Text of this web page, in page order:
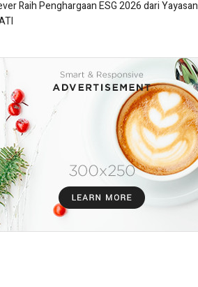
Raih Penghargaan ESG 2026 dari Yayasan